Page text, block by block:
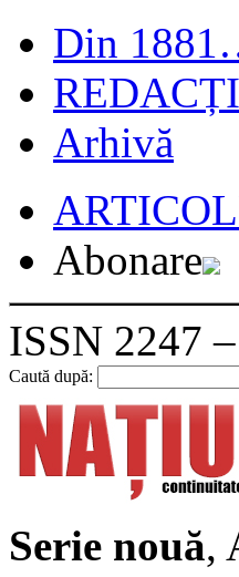
Din
Arhivă
Abonare
ISSN 2247
Caută după:
Serie nouă,